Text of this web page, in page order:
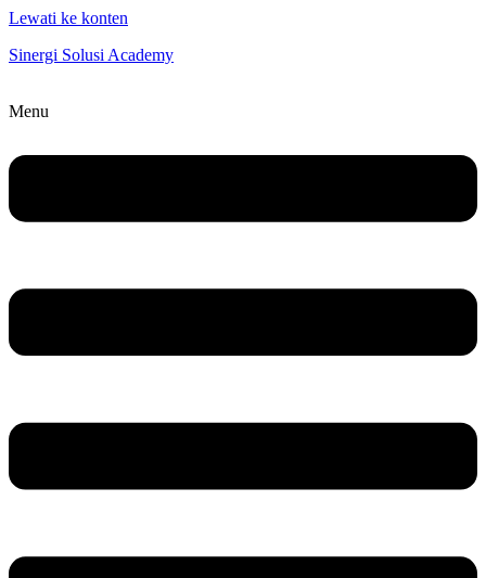
Lewati ke konten
Sinergi Solusi Academy
Menu